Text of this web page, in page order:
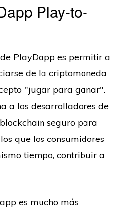
Play-to-
PlayDapp es permitir a
de la criptomoneda
"jugar para ganar".
a los desarrolladores de
seguro para
que los consumidores
tiempo, contribuir a
es mucho más